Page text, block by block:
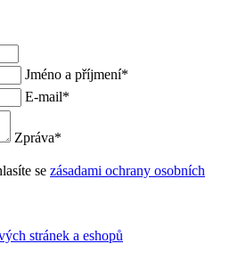
Jméno a příjmení*
E-mail*
Zpráva*
se zásadami ochrany osobních
stránek a eshopů